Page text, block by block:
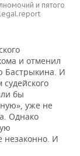
и пятого
legal.report
и отменил
Бастрыкина. И
бы
уже не
Однако
незаконно. И